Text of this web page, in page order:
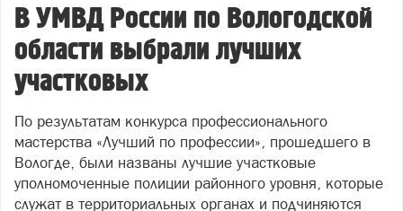
В УМВД России по Вологодской
области выбрали лучших
участковых
По результатам конкурса профессионального
мастерства «Лучший по профессии», прошедшего в
Вологде, были названы лучшие участковые
уполномоченные полиции районного уровня, которые
служат в территориальных органах и подчиняются